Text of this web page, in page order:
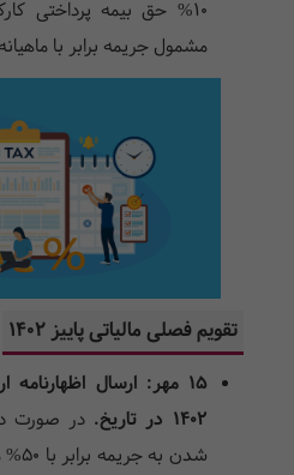
10% حق بیمه پرداختی
مشمول جریمه برابر با ماهیانه
تقویم فصلی مالیاتی پاییز ۱۴۰۲
۱۵ مهر: ارسال
1402 در تاریخ.
در صورت
شدن